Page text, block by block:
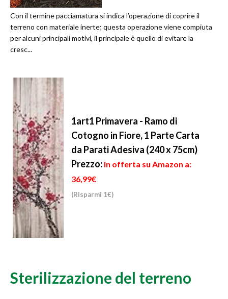
Con il termine pacciamatura si indica l’operazione di coprire il
terreno con materiale inerte; questa operazione viene compiuta
per alcuni principali motivi, il principale è quello di evitare la
cresc...
1art1 Primavera - Ramo di
Cotogno in Fiore, 1 Parte Carta
da Parati Adesiva (240 x 75cm)
Prezzo: in offerta su Amazon a:
36,99€
(Risparmi 1€)
Sterilizzazione del terreno